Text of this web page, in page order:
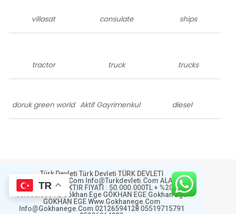
villasat consulate ships
tractor truck trucks
doruk green world Aktif Gayrimenkul diesel